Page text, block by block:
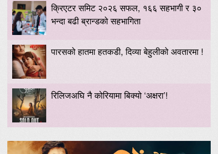
क्रिएटर समिट २०२६ सफल, १६६ सहभागी र ३०
भन्दा बढी ब्रान्डको सहभागिता
पारसको हातमा हतकडी, दिव्या बेहुलीको अवतारमा !
रिलिजअघि नै कोरियामा बिक्यो ‘अक्षरा’!